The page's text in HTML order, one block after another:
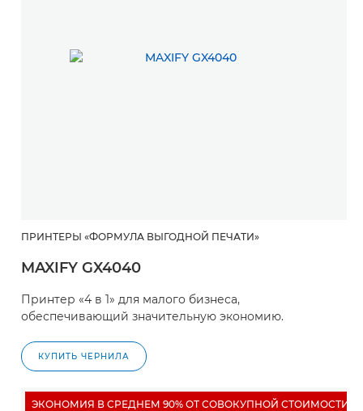
ПРИНТЕРЫ «ФОРМУЛА ВЫГОДНОЙ ПЕЧАТИ»
MAXIFY GX4040
Принтер «4 в 1» для малого бизнеса,
обеспечивающий значительную экономию.
КУПИТЬ ЧЕРНИЛА
ЭКОНОМИЯ В СРЕДНЕМ 90% ОТ СОВОКУПНОЙ СТОИМОСТИ